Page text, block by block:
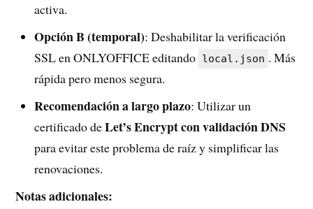
activa.
Opción B (temporal): Deshabilitar la verificación
SSL en ONLYOFFICE editando local.json . Más
rápida pero menos segura.
Recomendación a largo plazo: Utilizar un
certificado deLet’s Encrypt con validación DNS
para evitar este problema de raíz y simplificar las
renovaciones.
Notas adicionales: